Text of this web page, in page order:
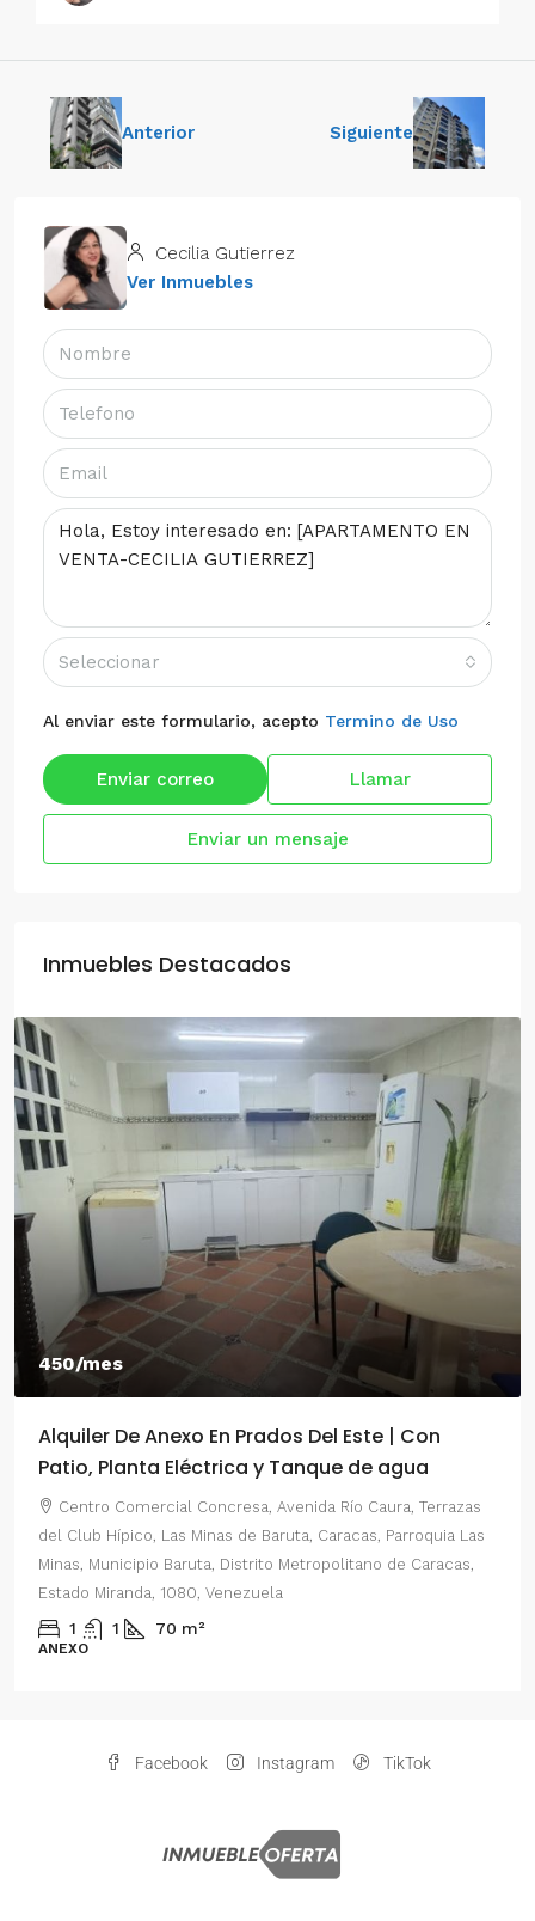
Anterior Siguiente
Cecilia Gutierrez
Ver Inmuebles
Seleccionar
Al enviar este formulario, acepto Termino de Uso
Enviar correo Llamar
Enviar un mensaje
Inmuebles Destacados
450/mes
Alquiler De Anexo En Prados Del Este | Con
Patio, Planta Eléctrica y Tanque de agua
Centro Comercial Concresa, Avenida Río Caura, Terrazas
del Club Hípico, Las Minas de Baruta, Caracas, Parroquia Las
Minas, Municipio Baruta, Distrito Metropolitano de Caracas,
Estado Miranda, 1080, Venezuela
1 1 70 m²
ANEXO
Facebook Instagram TikTok